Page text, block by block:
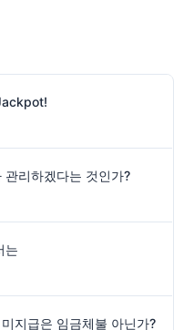
리하겠다는 것인가?
는
지급은 임금체불 아닌가?